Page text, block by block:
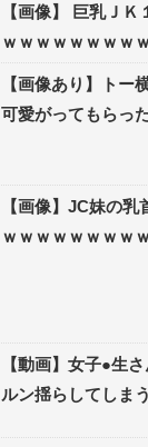
【画像】 巨乳Ｊ
ｗｗｗｗｗｗｗｗ
【画像あり】トー
可愛がってもらっ
【画像】JC妹の
ｗｗｗｗｗｗｗｗ
【動画】女子●生
ルン揺らしてしま